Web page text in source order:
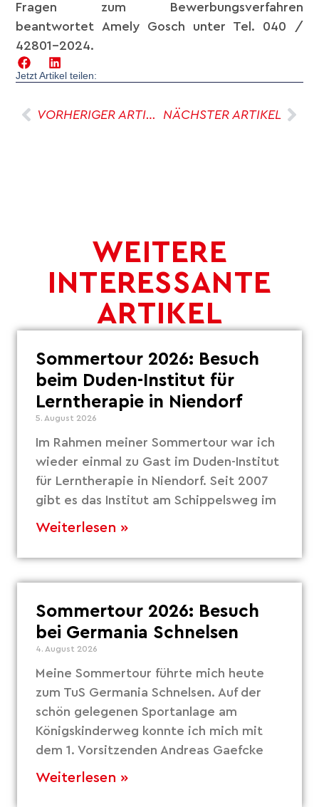
Fragen zum Bewerbungsverfahren
beantwortet Amely Gosch unter Tel. 040 /
42801-2024.
Jetzt Artikel teilen:
VORHERIGER ARTIKEL NÄCHSTER ARTIKEL
WEITERE
INTERESSANTE
ARTIKEL
Sommertour 2026: Besuch
beim Duden-Institut für
Lerntherapie in Niendorf
5. August 2026
Im Rahmen meiner Sommertour war ich
wieder einmal zu Gast im Duden-Institut
für Lerntherapie in Niendorf. Seit 2007
gibt es das Institut am Schippelsweg im
Weiterlesen »
Sommertour 2026: Besuch
bei Germania Schnelsen
4. August 2026
Meine Sommertour führte mich heute
zum TuS Germania Schnelsen. Auf der
schön gelegenen Sportanlage am
Königskinderweg konnte ich mich mit
dem 1. Vorsitzenden Andreas Gaefcke
Weiterlesen »